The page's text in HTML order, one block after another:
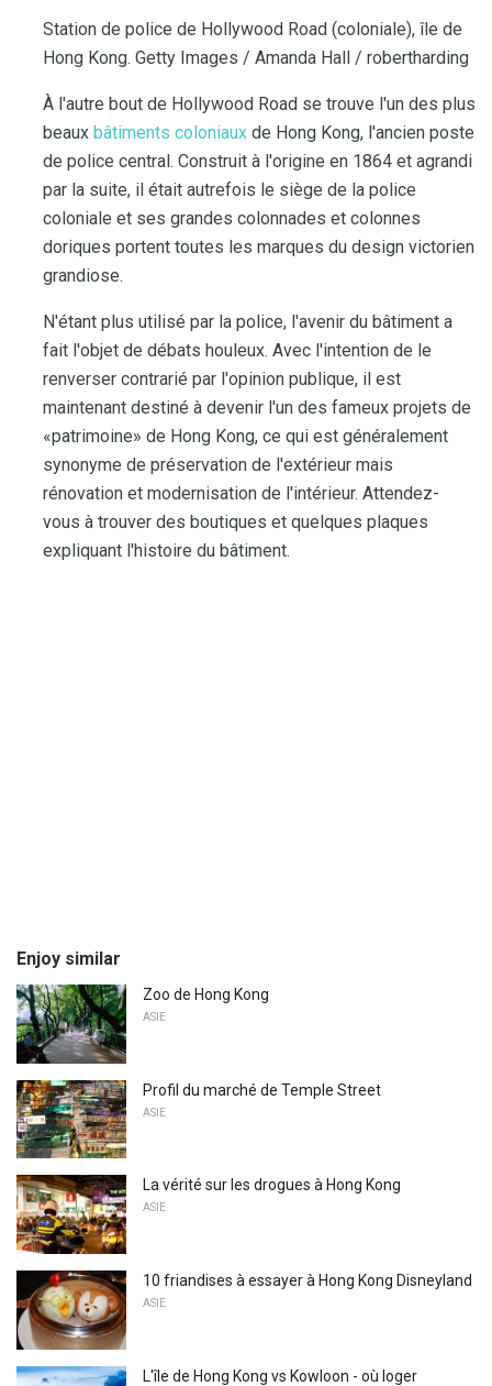
Station de police de Hollywood Road (coloniale), île de
Hong Kong. Getty Images / Amanda Hall / robertharding
À l'autre bout de Hollywood Road se trouve l'un des plus
beaux bâtiments coloniaux de Hong Kong, l'ancien poste
de police central. Construit à l'origine en 1864 et agrandi
par la suite, il était autrefois le siège de la police
coloniale et ses grandes colonnades et colonnes
doriques portent toutes les marques du design victorien
grandiose.
N'étant plus utilisé par la police, l'avenir du bâtiment a
fait l'objet de débats houleux. Avec l'intention de le
renverser contrarié par l'opinion publique, il est
maintenant destiné à devenir l'un des fameux projets de
«patrimoine» de Hong Kong, ce qui est généralement
synonyme de préservation de l'extérieur mais
rénovation et modernisation de l'intérieur. Attendez-
vous à trouver des boutiques et quelques plaques
expliquant l'histoire du bâtiment.
Enjoy similar
Zoo de Hong Kong
ASIE
Profil du marché de Temple Street
ASIE
La vérité sur les drogues à Hong Kong
ASIE
10 friandises à essayer à Hong Kong Disneyland
ASIE
L'île de Hong Kong vs Kowloon - où loger